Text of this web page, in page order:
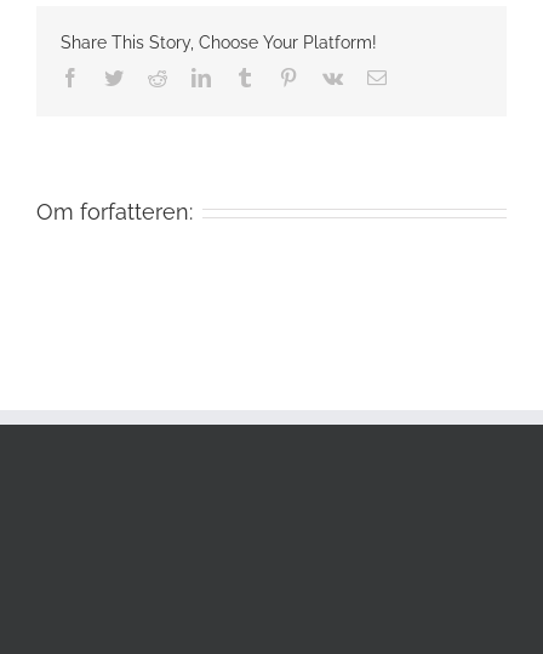
Share This Story, Choose Your Platform!
Facebook
TwitterRedditLinkedInTumblr Pinterest
Vk
E-
Om forfatteren: